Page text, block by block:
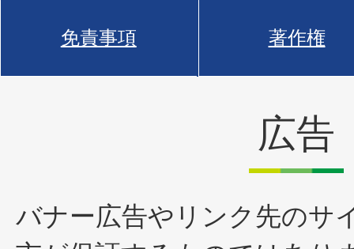
免責事項 著作権
広告
バナー広告やリンク先のサ